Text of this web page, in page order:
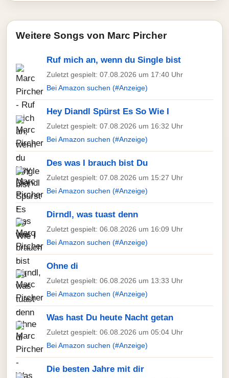
Weitere Songs von Marc Pircher
Ruf mich an, wenn du Single bist
Zuletzt gespielt: 07.08.2026 um 17:40 Uhr
Bei Amazon suchen (#Anzeige)
Hey Diandl Spürst Es So Wie I
Zuletzt gespielt: 07.08.2026 um 16:32 Uhr
Bei Amazon suchen (#Anzeige)
Des was I brauch bist Du
Zuletzt gespielt: 07.08.2026 um 15:27 Uhr
Bei Amazon suchen (#Anzeige)
Dirndl, was tuast denn
Zuletzt gespielt: 06.08.2026 um 16:09 Uhr
Bei Amazon suchen (#Anzeige)
Ohne di
Zuletzt gespielt: 06.08.2026 um 13:33 Uhr
Bei Amazon suchen (#Anzeige)
Was hast Du heute Nacht getan
Zuletzt gespielt: 06.08.2026 um 05:04 Uhr
Bei Amazon suchen (#Anzeige)
Die besten Jahre mit dir